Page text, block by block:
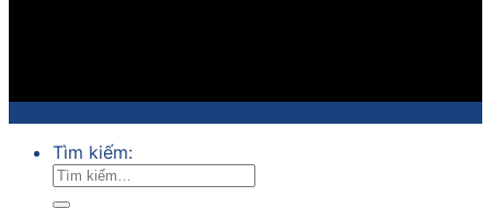
Tìm kiếm: